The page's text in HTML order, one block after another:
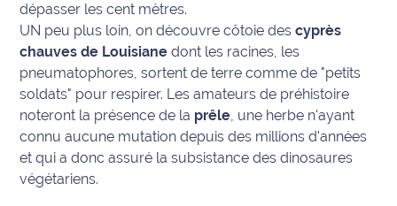
dépasser les cent mètres.
UN peu plus loin, on découvre côtoie descyprès
chauves de Louisiane dont les racines, les
pneumatophores, sortent de terre comme de "petits
soldats" pour respirer. Les amateurs de préhistoire
noteront la présence de la prêle, une herbe n'ayant
connu aucune mutation depuis des millions d'années
et qui a donc assuré la subsistance des dinosaures
végétariens.